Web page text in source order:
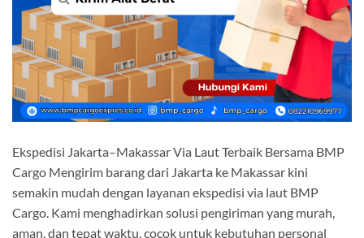
Ekspedisi Jakarta–Makassar Via Laut Terbaik Bersama BMP
Cargo Mengirim barang dari Jakarta ke Makassar kini
semakin mudah dengan layanan ekspedisi via laut BMP
Cargo. Kami menghadirkan solusi pengiriman yang murah,
aman, dan tepat waktu, cocok untuk kebutuhan personal